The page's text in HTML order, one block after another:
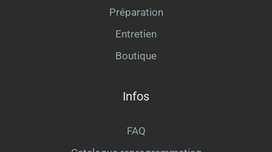
Préparation
Entretien
Boutique
Infos
FAQ